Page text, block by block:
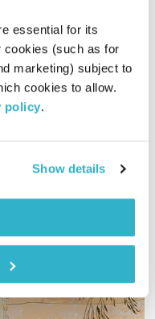
essential for its
cookies (such as for
marketing) subject to
cookies to allow.
policy.
Show details
כל יום מחדש – 15.5.22
כל יום מחדש
אמיר פרי
שעה של מוזיקה מעולה
אודיו